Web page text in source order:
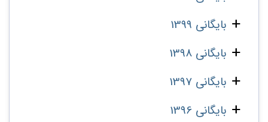
بایگانی 1399
بایگانی 1398
بایگانی 1397
بایگانی 1396